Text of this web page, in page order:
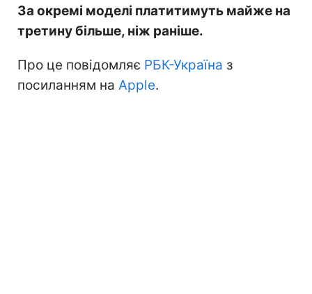
За окремі моделі платитимуть майже на
третину більше, ніж раніше.
Про це повідомляє РБК-Україна з
посиланням на Apple.